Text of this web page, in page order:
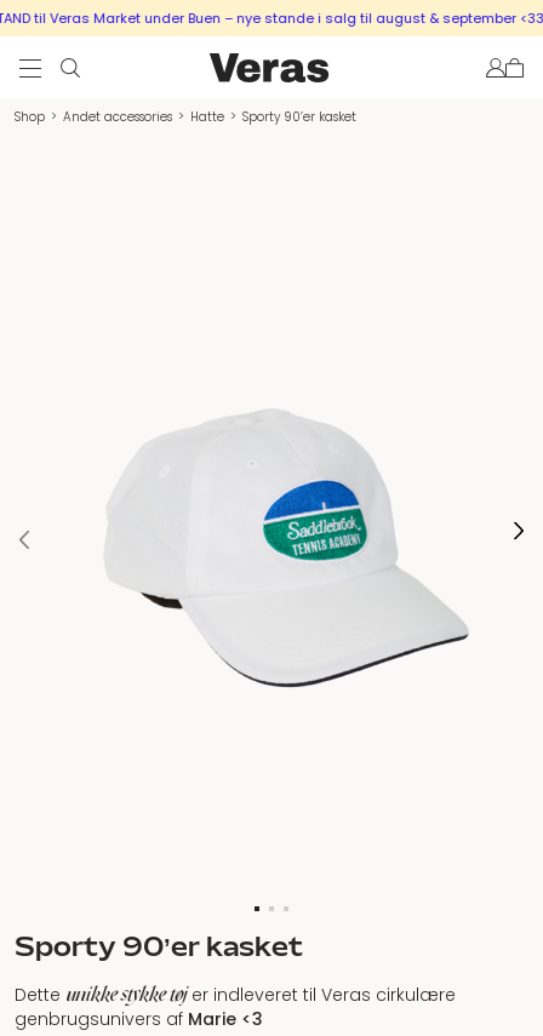
til Veras Market under Buen – nye stande i salg til august & september <333
Shop > Andet accessories > Hatte > Sporty 90’er kasket
Sporty 90’er kasket
Dette unikke stykke tøjer indleveret til Veras cirkulære
genbrugsunivers af Marie <3